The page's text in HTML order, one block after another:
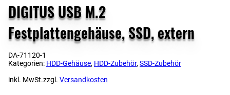
DIGITUS USB M.2
Festplattengehäuse, SSD, extern
DA-71120-1
Kategorien: HDD-Gehäuse, HDD-Zubehör, SSD-Zubehör
inkl. MwSt.zzgl. Versandkosten